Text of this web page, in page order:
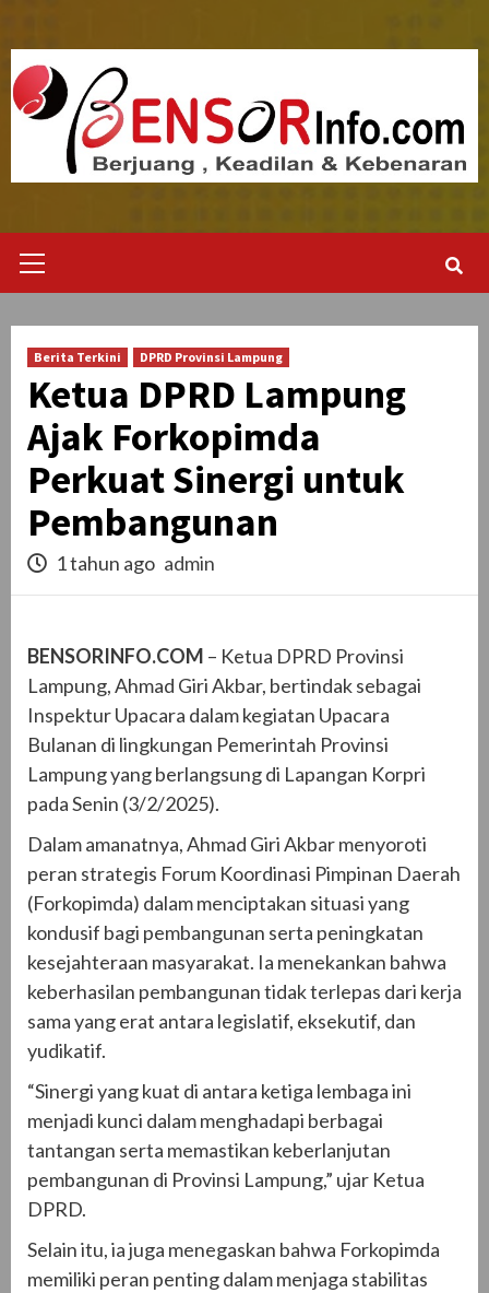
content
Menu
Berita Terkini DPRD Provinsi Lampung
Ketua DPRD Lampung
Ajak Forkopimda
Perkuat Sinergi untuk
Pembangunan
1 tahun ago admin
BENSORINFO.COM – Ketua DPRD Provinsi
Lampung, Ahmad Giri Akbar, bertindak sebagai
Inspektur Upacara dalam kegiatan Upacara
Bulanan di lingkungan Pemerintah Provinsi
Lampung yang berlangsung di Lapangan Korpri
pada Senin (3/2/2025).
Dalam amanatnya, Ahmad Giri Akbar menyoroti
peran strategis Forum Koordinasi Pimpinan Daerah
(Forkopimda) dalam menciptakan situasi yang
kondusif bagi pembangunan serta peningkatan
kesejahteraan masyarakat. Ia menekankan bahwa
keberhasilan pembangunan tidak terlepas dari kerja
sama yang erat antara legislatif, eksekutif, dan
yudikatif.
“Sinergi yang kuat di antara ketiga lembaga ini
menjadi kunci dalam menghadapi berbagai
tantangan serta memastikan keberlanjutan
pembangunan di Provinsi Lampung,” ujar Ketua
DPRD.
Selain itu, ia juga menegaskan bahwa Forkopimda
memiliki peran penting dalam menjaga stabilitas